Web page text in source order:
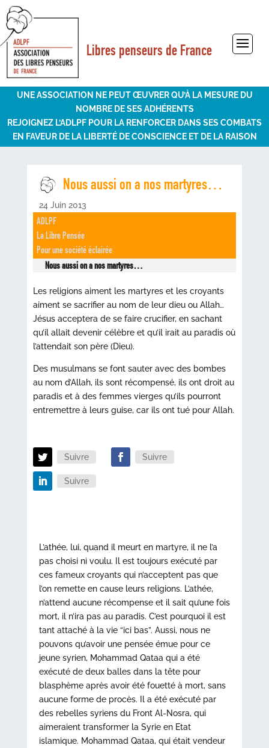
Libres penseurs de France
Sélectionner une page
UNE ASSOCIATION NE PEUT ŒUVRER QU’À LA MESURE DU
NOMBRE DE SES ADHÉRENTS
REJOIGNEZ L’ADLPF POUR LA RENFORCER DANS SES COMBATS
EN FAVEUR DE LA LIBERTÉ DE CONSCIENCE ET DE LA RAISON
Nous aussi on a nos martyres…
24 Juin 2013
ADLPF
La Libre Pensée
Pour une société éclairée
Nous aussi on a nos martyres…
Les religions aiment les martyres et les croyants
aiment se sacrifier au nom de leur dieu ou Allah…
Jésus acceptera de se faire crucifier, en sachant
qu’il allait devenir célèbre et qu’il irait au paradis où
l’attendait son père (Dieu).
Des musulmans se font sauter avec des bombes
au nom d’Allah, ils sont récompensé, ils ont droit au
paradis et à des femmes vierges qu’ils pourront
entremettre à leurs guise, car ils ont tué pour Allah.
Suivre Suivre
Suivre
L’athée, lui, quand il meurt en martyre, il ne l’a
pas choisi ni voulu. Il est toujours exécuté par
ces fameux croyants qui n’acceptent pas que
l’on remette en cause leurs religions. L’athée,
n’attend aucune récompense et il sait qu’une fois
mort, il n’ira pas au paradis. C’est pourquoi il est
tant attaché à la vie “ici bas”. Aussi, nous ne
pouvons qu’avoir une pensée émue pour ce
jeune syrien, Mohammad Qataa qui a été
exécuté de deux balles dans la tête pour
blasphème après avoir été fouetté à mort, sans
aucune forme de procès. Il a été exécuté par
des rebelles syriens du Front Al-Nosra, qui
aimeraient transformer la Syrie en Etat
islamique. Mohammad Qataa, qui était vendeur